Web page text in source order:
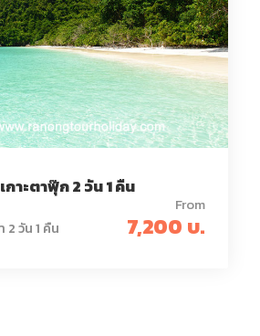
กาะตาฟุ๊ก 2 วัน 1 คืน
From
7,200 บ.
2 วัน 1 คืน